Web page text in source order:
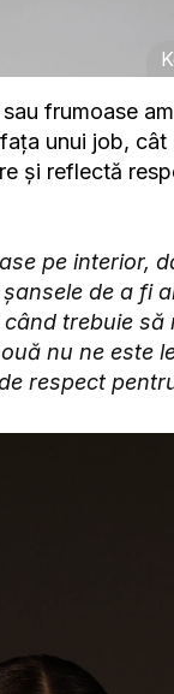
frumoase
unui job,
și reflectă
pe interior,
de a fi
trebuie să
nu ne este
respect